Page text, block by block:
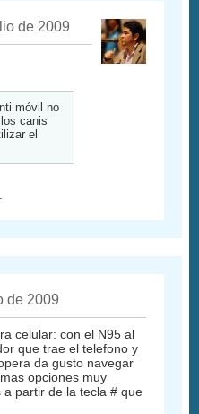
de 2009
móvil no
canis
el
de 2009
celular: con el N95 al
que trae el telefono y
da gusto navegar
opciones muy
partir de la tecla # que